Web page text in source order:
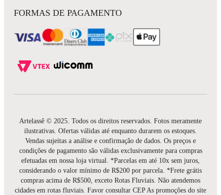
FORMAS DE PAGAMENTO
Artelassê © 2025. Todos os direitos reservados. Fotos meramente
ilustrativas. Ofertas válidas até enquanto durarem os estoques.
Vendas sujeitas a análise e confirmação de dados. Os preços e
condições de pagamento são válidas exclusivamente para compras
efetuadas em nossa loja virtual. *Parcelas em até 10x sem juros,
considerando o valor mínimo de R$200 por parcela. *Frete grátis
compras acima de R$500, exceto Rotas Fluviais. Não atendemos
cidades em rotas fluviais. Favor consultar CEP As promoções do site